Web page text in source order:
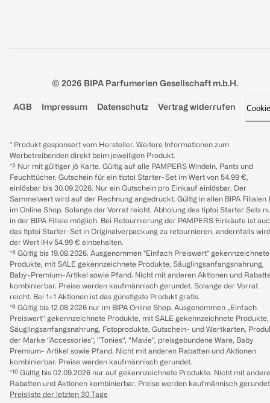
© 2026 BIPA Parfumerien Gesellschaft m.b.H.
AGB Impressum Datenschutz Vertrag widerrufen
* Produkt gesponsert vom Hersteller. Weitere Informationen zum
Werbetreibenden direkt beim jeweiligen Produkt.
*³ Nur mit gültiger jö Karte. Gültig auf alle PAMPERS Windeln, Pants und
Feuchttücher. Gutschein für ein tiptoi Starter-Set im Wert von 54.99 €,
einlösbar bis 30.09.2026. Nur ein Gutschein pro Einkauf einlösbar. Der
Sammelwert wird auf der Rechnung angedruckt. Gültig in allen BIPA Filialen
im Online Shop. Solange der Vorrat reicht. Abholung des tiptoi Starter Sets
in der BIPA Filiale möglich. Bei Retournierung der PAMPERS Einkäufe ist
das tiptoi Starter-Set in Originalverpackung zu retournieren, andernfalls wird
der Wert iHv 54.99 € einbehalten.
*⁴ Gültig bis 19.08.2026. Ausgenommen "Einfach Preiswert" gekennzeichnete
Produkte, mit SALE gekennzeichnete Produkte, Säuglingsanfangsnahrung,
Baby-Premium-Artikel sowie Pfand. Nicht mit anderen Aktionen und
kombinierbar. Preise werden kaufmännisch gerundet. Solange der Vorrat
reicht. Bei 1+1 Aktionen ist das günstigste Produkt gratis.
*⁸ Gültig bis 12.08.2026 nur im BIPA Online Shop. Ausgenommen „Einfach
Preiswert“ gekennzeichnete Produkte, mit SALE gekennzeichnete Produkte,
Säuglingsanfangsnahrung, Fotoprodukte, Gutschein- und Wertkarten,
der Marke “Accessories“, “Tonies“, “Mavie“, preisgebundene Ware, Baby
Premium- Artikel sowie Pfand. Nicht mit anderen Rabatten und Aktionen
kombinierbar. Preise werden kaufmännisch gerundet.
*¹⁰ Gültig bis 02.09.2026 nur auf gekennzeichnete Produkte. Nicht mit
Rabatten und Aktionen kombinierbar. Preise werden kaufmännisch
Preisliste der letzten 30 Tage